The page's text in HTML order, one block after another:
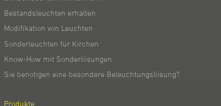
Bestandsleuchten erhalten
Modifikation von Leuchten
Sonderleuchten für Kirchen
Know-How mit Sonderlösungen
Sie benötigen eine besondere Beleuchtungslösung?
Produkte